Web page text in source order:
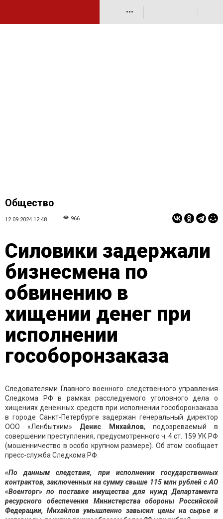
•••
Общество
12.09.2024 12:48 966
Силовики задержали
бизнесмена по
обвинению в
хищении денег при
исполнении
гособоронзаказа
Следователями Главного военного следственного управления
Следкома РФ в рамках расследуемого уголовного дела о
хищениях денежных средств при исполнении гособоронзаказа
в городе Санкт-Петербурге задержан генеральный директор
ООО «Ленбытхим» Денис Михайлов, подозреваемый в
совершении преступления, предусмотренного ч. 4 ст. 159 УК РФ
(мошенничество в особо крупном размере). Об этом сообщает
пресс-служба Следкома РФ.
«По данным следствия, при исполнении государственных
контрактов, заключенных на сумму свыше 115 млн рублей с АО
«Военторг» по поставке имущества для нужд Департамента
ресурсного обеспечения Министерства обороны Российской
Федерации, Михайлов умышленно завысил цены на сырье и